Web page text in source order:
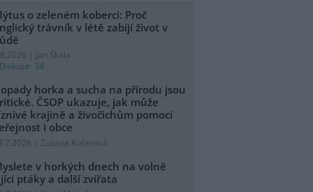
o zeleném koberci: Proč
trávník v létě zabíjí život v
| Jan Skala
Diskuse: 34
horka a sucha na přírodu jsou
ČSOP ukazuje, jak může
krajině a živočichům pomoci
i obce
| Zuzana Kučerová
v horkých dnech na volně
ptáky a další zvířata